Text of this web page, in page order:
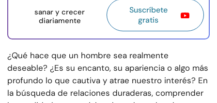
sanar y crecer
diariamente
Suscríbete
gratis
¿Qué hace que un hombre sea realmente
deseable? ¿Es su encanto, su apariencia o algo más
profundo lo que cautiva y atrae nuestro interés? En
la búsqueda de relaciones duraderas, comprender